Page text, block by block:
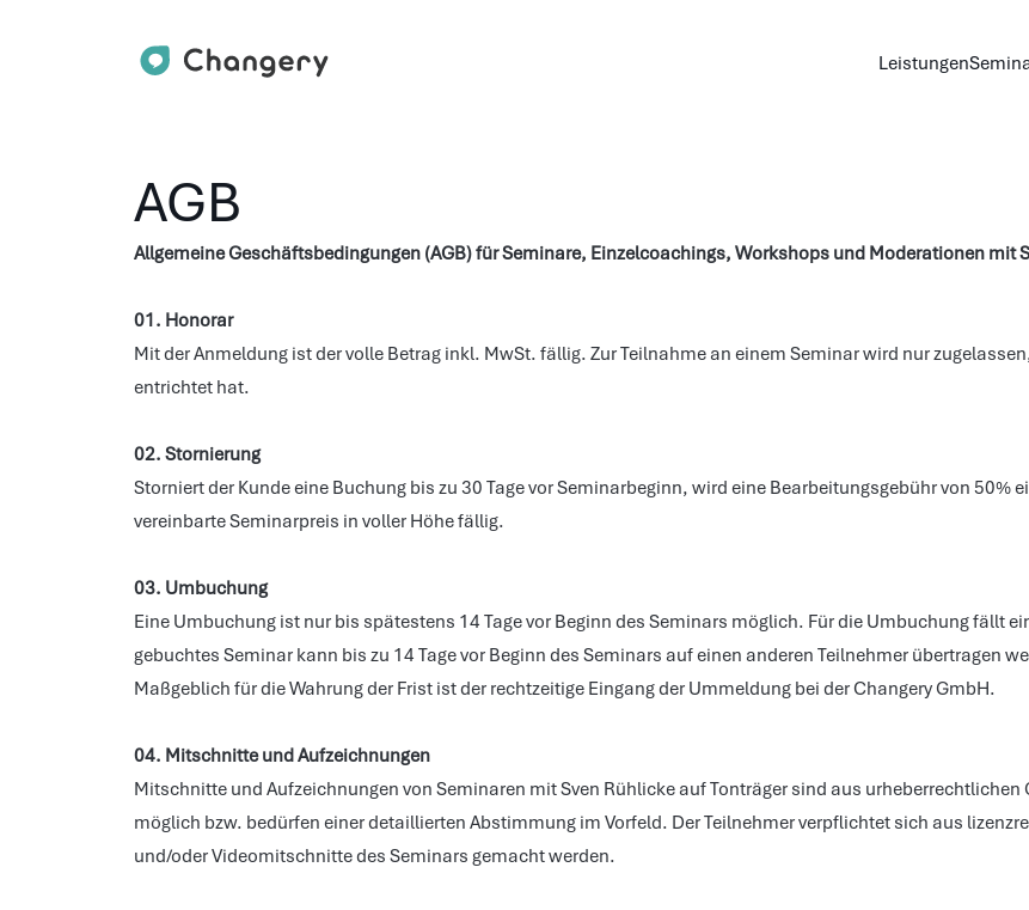
Leistungen
AGB
Allgemeine Geschäftsbedingungen (AGB) für Seminare, Einzelcoachings, Workshops und Moderationen mit
01. Honorar
Mit der Anmeldung ist der volle Betrag inkl. MwSt. fällig. Zur Teilnahme an einem Seminar wird nur
entrichtet hat.
02. Stornierung
Storniert der Kunde eine Buchung bis zu 30 Tage vor Seminarbeginn, wird eine Bearbeitungsgebühr von 50%
vereinbarte Seminarpreis in voller Höhe fällig.
03. Umbuchung
Eine Umbuchung ist nur bis spätestens 14 Tage vor Beginn des Seminars möglich. Für die Umbuchung fällt
gebuchtes Seminar kann bis zu 14 Tage vor Beginn des Seminars auf einen anderen Teilnehmer übertragen
Maßgeblich für die Wahrung der Frist ist der rechtzeitige Eingang der Ummeldung bei der Changery GmbH.
04. Mitschnitte und Aufzeichnungen
Mitschnitte und Aufzeichnungen von Seminaren mit Sven Rühlicke auf Tonträger sind aus
möglich bzw. bedürfen einer detaillierten Abstimmung im Vorfeld. Der Teilnehmer verpflichtet sich aus
und/oder Videomitschnitte des Seminars gemacht werden.